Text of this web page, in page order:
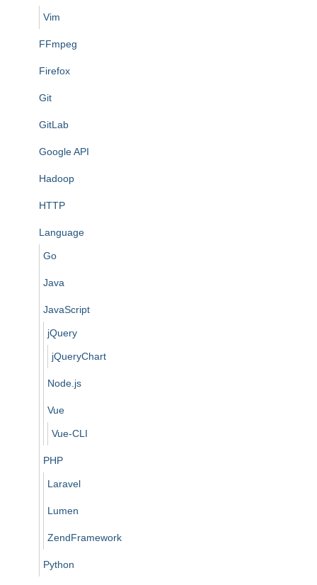
Vim
FFmpeg
Firefox
Git
GitLab
Google API
Hadoop
HTTP
Language
Go
Java
JavaScript
jQuery
jQueryChart
Node.js
Vue
Vue-CLI
PHP
Laravel
Lumen
ZendFramework
Python